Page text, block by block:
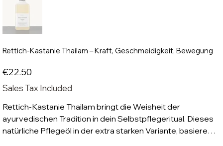
Rettich-Kastanie Thailam – Kraft, Geschmeidigkeit, Bewegung
Price
€22.50
Sales Tax Included
Rettich-Kastanie Thailam bringt die Weisheit der
ayurvedischen Tradition in dein Selbstpflegeritual. Dieses
natürliche Pflegeöl in der extra starken Variante, basierend